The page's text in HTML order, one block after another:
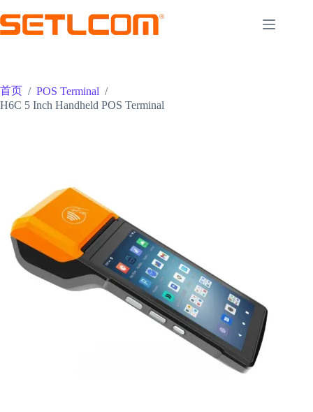
至
内
首页 / POS Terminal /
H6C 5 Inch Handheld POS Terminal